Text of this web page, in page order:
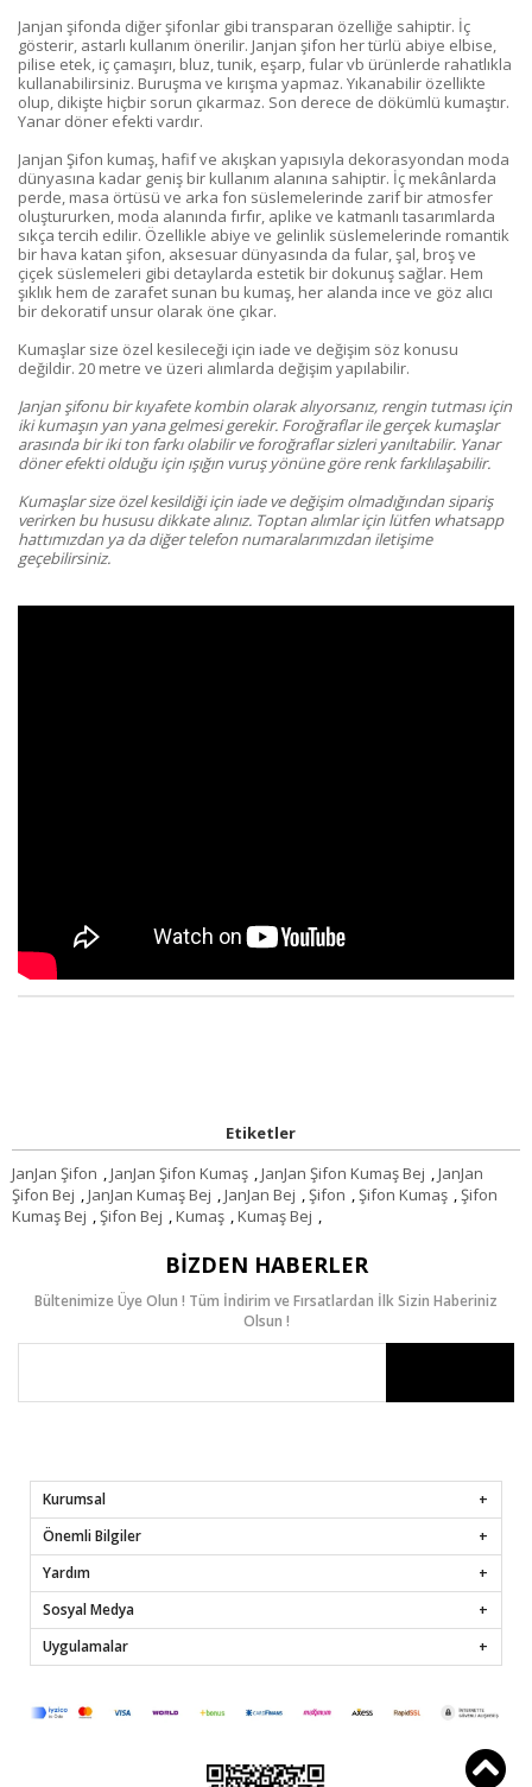
Janjan şifonda diğer şifonlar gibi transparan özelliğe sahiptir. İç
gösterir, astarlı kullanım önerilir. Janjan şifon her türlü abiye elbise,
pilise etek, iç çamaşırı, bluz, tunik, eşarp, fular vb ürünlerde rahatlıkla
kullanabilirsiniz. Buruşma ve kırışma yapmaz. Yıkanabilir özellikte
olup, dikişte hiçbir sorun çıkarmaz. Son derece de dökümlü kumaştır.
Yanar döner efekti vardır.
Janjan Şifon kumaş, hafif ve akışkan yapısıyla dekorasyondan moda
dünyasına kadar geniş bir kullanım alanına sahiptir. İç mekânlarda
perde, masa örtüsü ve arka fon süslemelerinde zarif bir atmosfer
oluştururken, moda alanında fırfır, aplike ve katmanlı tasarımlarda
sıkça tercih edilir. Özellikle abiye ve gelinlik süslemelerinde romantik
bir hava katan şifon, aksesuar dünyasında da fular, şal, broş ve
çiçek süslemeleri gibi detaylarda estetik bir dokunuş sağlar. Hem
şıklık hem de zarafet sunan bu kumaş, her alanda ince ve göz alıcı
bir dekoratif unsur olarak öne çıkar.
Kumaşlar size özel kesileceği için iade ve değişim söz konusu
değildir. 20 metre ve üzeri alımlarda değişim yapılabilir.
Janjan şifonu bir kıyafete kombin olarak alıyorsanız, rengin tutması için
iki kumaşın yan yana gelmesi gerekir. Foroğraflar ile gerçek kumaşlar
arasında bir iki ton farkı olabilir ve foroğraflar sizleri yanıltabilir. Yanar
döner efekti olduğu için ışığın vuruş yönüne göre renk farklılaşabilir.
Kumaşlar size özel kesildiği için iade ve değişim olmadığından sipariş
verirken bu hususu dikkate alınız. Toptan alımlar için lütfen whatsapp
hattımızdan ya da diğer telefon numaralarımızdan iletişime
geçebilirsiniz.
Etiketler
JanJan Şifon ,JanJan Şifon Kumaş ,JanJan Şifon Kumaş Bej ,JanJan
Şifon Bej ,JanJan Kumaş Bej ,JanJan Bej ,Şifon ,Şifon Kumaş ,Şifon
Kumaş Bej ,Şifon Bej ,Kumaş ,Kumaş Bej ,
BIZDEN HABERLER
Bültenimize Üye Olun ! Tüm İndirim ve Fırsatlardan İlk Sizin Haberiniz
Olsun !
Kurumsal
Önemli Bilgiler
Yardım
Sosyal Medya
Uygulamalar